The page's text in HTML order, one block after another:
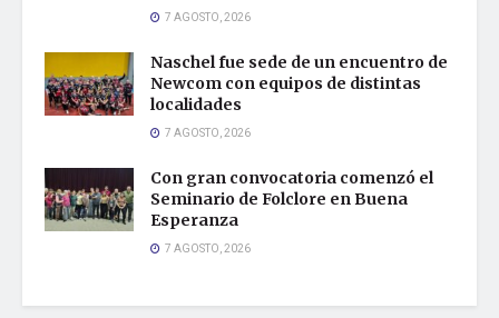
7 AGOSTO, 2026
Naschel fue sede de un encuentro de
Newcom con equipos de distintas
localidades
7 AGOSTO, 2026
Con gran convocatoria comenzó el
Seminario de Folclore en Buena
Esperanza
7 AGOSTO, 2026